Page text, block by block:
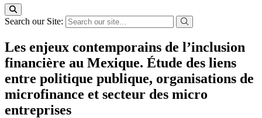
Search our Site:
Les enjeux contemporains de l’inclusion
financière au Mexique. Étude des liens
entre politique publique, organisations de
microfinance et secteur des micro
entreprises